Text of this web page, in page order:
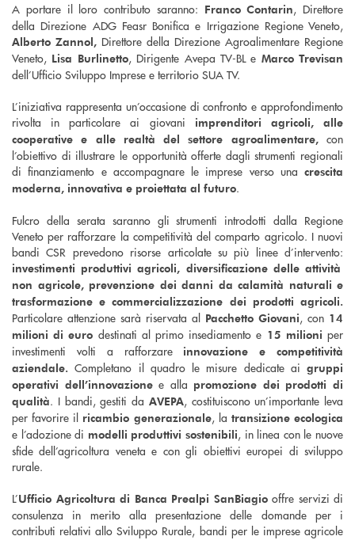
A portare il loro contributo saranno: Franco Contarin, Direttore
della Direzione ADG Feasr Bonifica e Irrigazione Regione Veneto,
Alberto Zannol, Direttore della Direzione Agroalimentare Regione
Veneto, Lisa Burlinetto, Dirigente Avepa TV-BL e Marco Trevisan
dell’Ufficio Sviluppo Imprese e territorio SUA TV.
L’iniziativa rappresenta un’occasione di confronto e approfondimento
rivolta in particolare ai giovani imprenditori agricoli, alle
cooperative e alle realtà del settore agroalimentare,con
l’obiettivo di illustrare le opportunità offerte dagli strumenti regionali
di finanziamento e accompagnare le imprese verso una crescita
moderna, innovativa e proiettata al futuro.
Fulcro della serata saranno gli strumenti introdotti dalla Regione
Veneto per rafforzare la competitività del comparto agricolo. I nuovi
bandi CSR prevedono risorse articolate su più linee d’intervento:
investimenti produttivi agricoli, diversificazione delle attività
non agricole, prevenzione dei danni da calamità naturali e
trasformazione e commercializzazione dei prodotti agricoli.
Particolare attenzione sarà riservata al Pacchetto Giovani, con 14
milioni di euro destinati al primo insediamento e 15 milioni per
investimenti volti a rafforzare innovazione e competitività
aziendale. Completano il quadro le misure dedicate ai gruppi
operativi dell’innovazionee alla promozione dei prodotti di
qualità. I bandi, gestiti da AVEPA, costituiscono un’importante leva
per favorire il ricambio generazionale, la transizione ecologica
e l’adozione di modelli produttivi sostenibili, in linea con le nuove
sfide dell’agricoltura veneta e con gli obiettivi europei di sviluppo
rurale.
L’Ufficio Agricoltura di Banca Prealpi SanBiagiooffre servizi di
consulenza in merito alla presentazione delle domande per i
contributi relativi allo Sviluppo Rurale, bandi per le imprese agricole